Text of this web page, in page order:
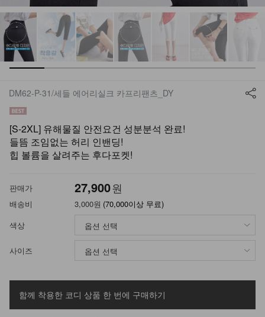
DM62-P-31/세들 에어리실크 카프리팬츠_DY
[S-2XL] 유해물질 안전요건 성분분석 완료!
들뜸 조임없는 허리 인밴딩!
힙 볼륨을 살려주는 후다포켓!
판매가 27,900원
배송비 3,000원 (70,000이상 무료)
색상
사이즈
함께 착용한 코디 상품 한 번에 구매하기